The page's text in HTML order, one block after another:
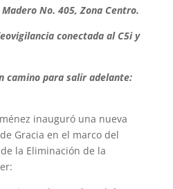
No. 405, Zona Centro.
conectada al C5i y
camino para salir adelante:
inauguró una nueva
Gracia en el marco del
la Eliminación de la